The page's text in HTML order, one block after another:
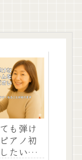
も弾け
アノ初
たい